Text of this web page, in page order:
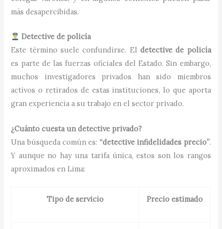
más desapercibidas.
Detective de policía
Este término suele confundirse. El detective de policía
es parte de las fuerzas oficiales del Estado. Sin embargo,
muchos investigadores privados han sido miembros
activos o retirados de estas instituciones, lo que aporta
gran experiencia a su trabajo en el sector privado.
¿Cuánto cuesta un detective privado?
Una búsqueda común es: “detective infidelidades precio”.
Y aunque no hay una tarifa única, estos son los rangos
aproximados en Lima:
Tipo de servicio Precio estimado